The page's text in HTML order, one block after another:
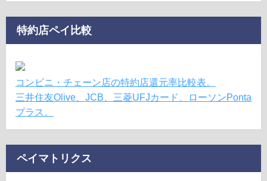
特約店ペイ比較
コンビニ・チェーン店の特約店還元率比較表。
三井住友Olive、JCB、三菱UFJカード、ローソンPonta
プラス。
ペイマトリクス